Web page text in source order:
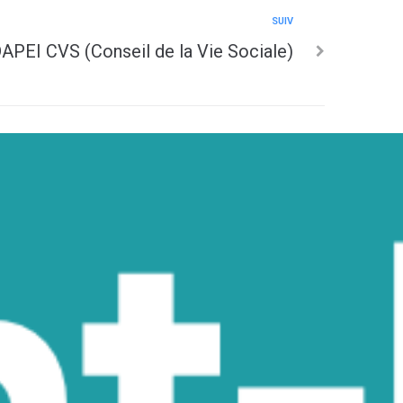
SUIV
CVS (Conseil de la Vie Sociale)